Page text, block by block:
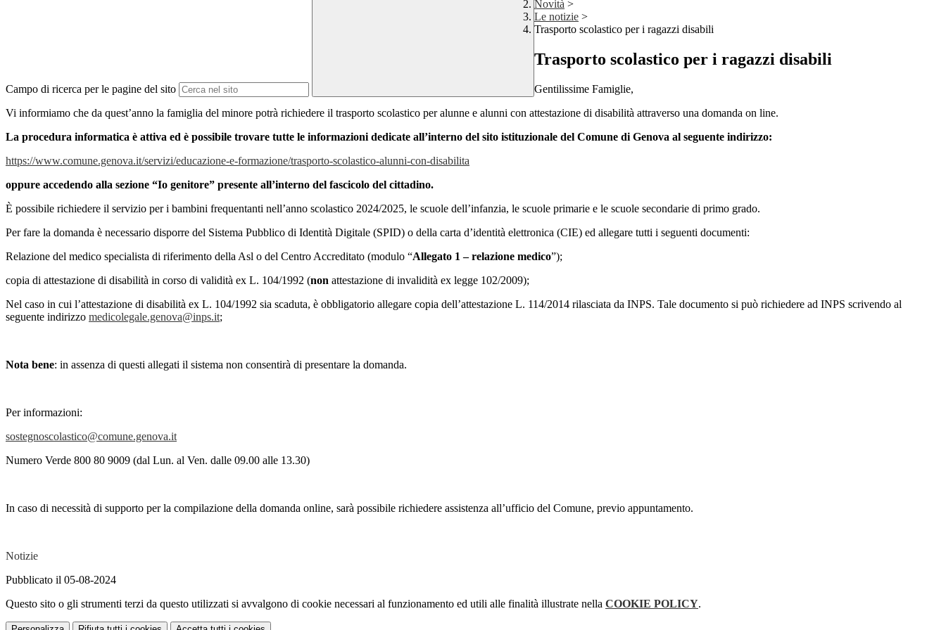
Campo di ricerca per le pagine del sito
Novità >
Le notizie >
Trasporto scolastico per i ragazzi disabili
Trasporto scolastico per i ragazzi disabili
Gentilissime Famiglie,
Vi informiamo che da quest’anno la famiglia del minore potrà richiedere il trasporto scolastico per alunne e alunni con attestazione di disabilità attraverso una domanda on line.
La procedura informatica è attiva ed è possibile trovare tutte le informazioni dedicate all’interno del sito istituzionale del Comune di Genova al seguente indirizzo:
https://www.comune.genova.it/servizi/educazione-e-formazione/trasporto-scolastico-alunni-con-disabilita
oppure accedendo alla sezione “Io genitore” presente all’interno del fascicolo del cittadino.
È possibile richiedere il servizio per i bambini frequentanti nell’anno scolastico 2024/2025, le scuole dell’infanzia, le scuole primarie e le scuole secondarie di primo grado.
Per fare la domanda è necessario disporre del Sistema Pubblico di Identità Digitale (SPID) o della carta d’identità elettronica (CIE) ed allegare tutti i seguenti documenti:
Relazione del medico specialista di riferimento della Asl o del Centro Accreditato (modulo “Allegato 1 – relazione medico”);
copia di attestazione di disabilità in corso di validità ex L. 104/1992 (non attestazione di invalidità ex legge 102/2009);
Nel caso in cui l’attestazione di disabilità ex L. 104/1992 sia scaduta, è obbligatorio allegare copia dell’attestazione L. 114/2014 rilasciata da INPS. Tale documento si può richiedere ad INPS scrivendo al
seguente indirizzo medicolegale.genova@inps.it;
Nota bene: in assenza di questi allegati il sistema non consentirà di presentare la domanda.
Per informazioni:
sostegnoscolastico@comune.genova.it
Numero Verde 800 80 9009 (dal Lun. al Ven. dalle 09.00 alle 13.30)
In caso di necessità di supporto per la compilazione della domanda online, sarà possibile richiedere assistenza all’ufficio del Comune, previo appuntamento.
Notizie
Pubblicato il 05-08-2024
Questo sito o gli strumenti terzi da questo utilizzati si avvalgono di cookie necessari al funzionamento ed utili alle finalità illustrate nella COOKIE POLICY.